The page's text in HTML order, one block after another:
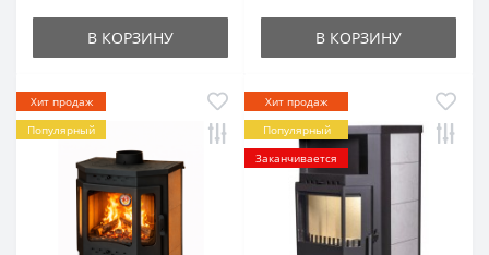
В КОРЗИНУ В КОРЗИНУ
Хит продаж
Популярный
Хит продаж
Популярный
Заканчивается